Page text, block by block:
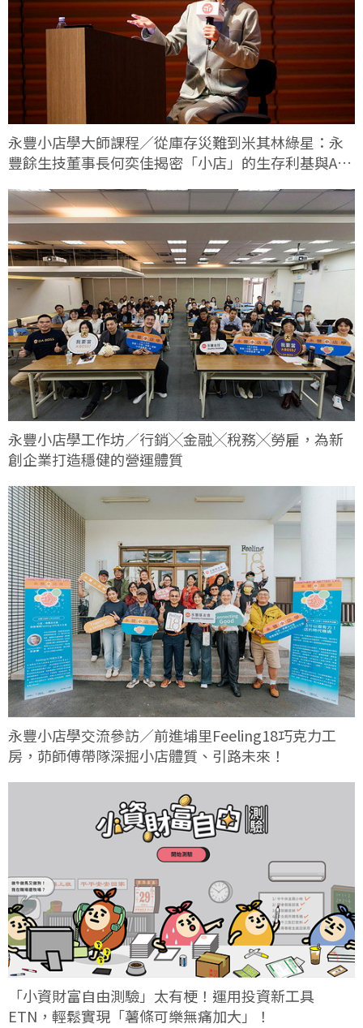
永豐小店學大師課程／從庫存災難到米其林綠星：永
豐餘生技董事長何奕佳揭密「小店」的生存利基與AI
永豐小店學工作坊／行銷╳金融╳稅務╳勞雇，為新
創企業打造穩健的營運體質
永豐小店學交流參訪／前進埔里Feeling18巧克力工
房，茆師傅帶隊深掘小店體質、引路未來！
「小資財富自由測驗」太有梗！運用投資新工具
ETN，輕鬆實現「薯條可樂無痛加大」！